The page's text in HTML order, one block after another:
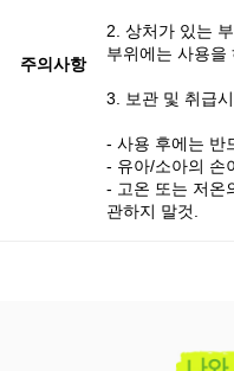
주의사항
2. 상처가 있는
부위에는 사용을
3. 보관 및 취급
- 사용 후에는 반
- 유아/소아의 손
- 고온 또는 저온
관하지 말것.